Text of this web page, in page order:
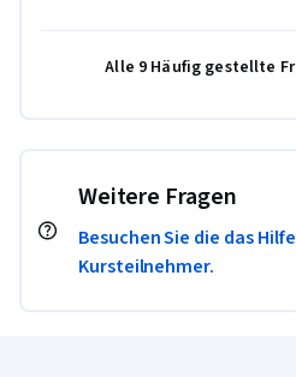
Alle 9 Häufig gestellte
Weitere Fragen
Besuchen Sie die das
Kursteilnehmer.